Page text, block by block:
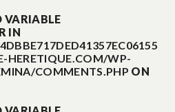
VARIABLE
IN
HERETIQUE.COM/WP-
COMMENTS.PHP ON